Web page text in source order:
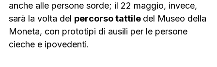
anche alle persone sorde; il 22 maggio, invece,
sarà la volta del percorso tattile del Museo della
Moneta, con prototipi di ausili per le persone
cieche e ipovedenti.